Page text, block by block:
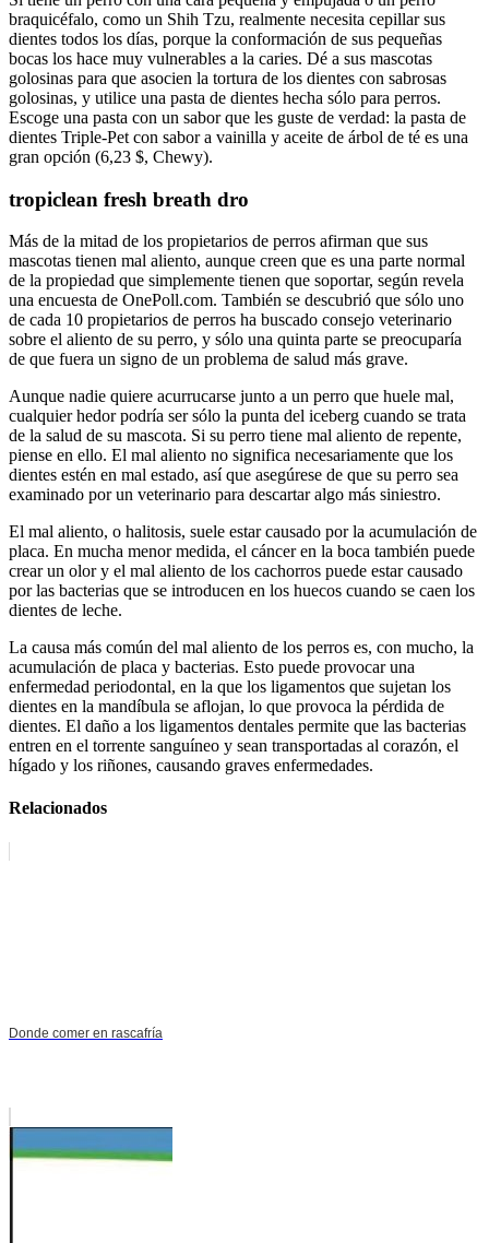
braquicéfalo, como un Shih Tzu, realmente necesita cepillar sus
dientes todos los días, porque la conformación de sus pequeñas
bocas los hace muy vulnerables a la caries. Dé a sus mascotas
golosinas para que asocien la tortura de los dientes con sabrosas
golosinas, y utilice una pasta de dientes hecha sólo para perros.
Escoge una pasta con un sabor que les guste de verdad: la pasta de
dientes Triple-Pet con sabor a vainilla y aceite de árbol de té es una
gran opción (6,23 $, Chewy).
tropiclean fresh breath dro
Más de la mitad de los propietarios de perros afirman que sus
mascotas tienen mal aliento, aunque creen que es una parte normal
de la propiedad que simplemente tienen que soportar, según revela
una encuesta de OnePoll.com. También se descubrió que sólo uno
de cada 10 propietarios de perros ha buscado consejo veterinario
sobre el aliento de su perro, y sólo una quinta parte se preocuparía
de que fuera un signo de un problema de salud más grave.
Aunque nadie quiere acurrucarse junto a un perro que huele mal,
cualquier hedor podría ser sólo la punta del iceberg cuando se trata
de la salud de su mascota. Si su perro tiene mal aliento de repente,
piense en ello. El mal aliento no significa necesariamente que los
dientes estén en mal estado, así que asegúrese de que su perro sea
examinado por un veterinario para descartar algo más siniestro.
El mal aliento, o halitosis, suele estar causado por la acumulación de
placa. En mucha menor medida, el cáncer en la boca también puede
crear un olor y el mal aliento de los cachorros puede estar causado
por las bacterias que se introducen en los huecos cuando se caen los
dientes de leche.
La causa más común del mal aliento de los perros es, con mucho, la
acumulación de placa y bacterias. Esto puede provocar una
enfermedad periodontal, en la que los ligamentos que sujetan los
dientes en la mandíbula se aflojan, lo que provoca la pérdida de
dientes. El daño a los ligamentos dentales permite que las bacterias
entren en el torrente sanguíneo y sean transportadas al corazón, el
hígado y los riñones, causando graves enfermedades.
Relacionados
Donde comer en rascafría